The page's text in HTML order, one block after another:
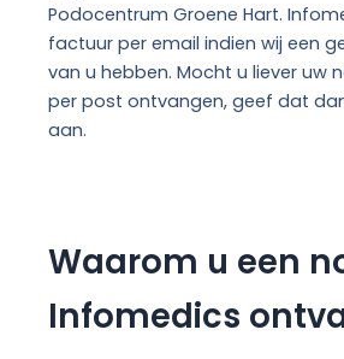
Podocentrum Groene Hart.
factuur per email indien wij een
van u hebben. Mocht u liever uw
per post ontvangen, geef dat
aan.
Waarom u een
Infomedics